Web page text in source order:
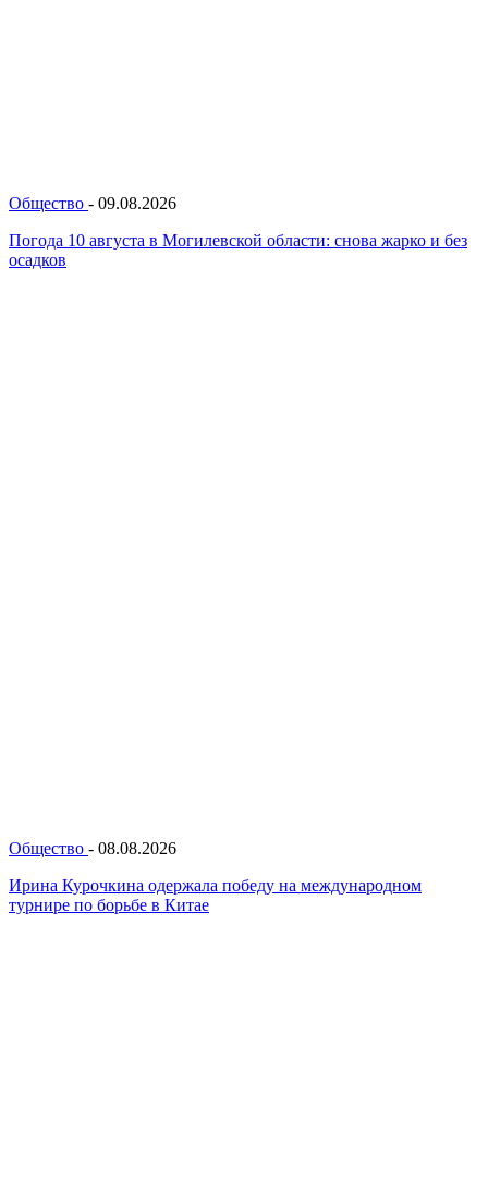
Общество - 09.08.2026
Погода 10 августа в Могилевской области: снова жарко и без
осадков
Общество - 08.08.2026
Ирина Курочкина одержала победу на международном
турнире по борьбе в Китае